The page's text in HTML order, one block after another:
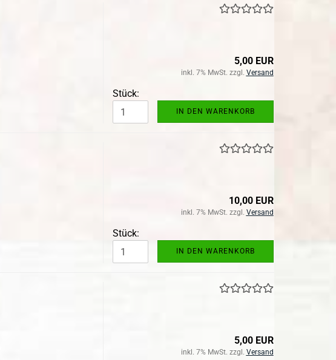
5,00 EUR
inkl. 7% MwSt. zzgl. Versand
Stück:
IN DEN WARENKORB
10,00 EUR
inkl. 7% MwSt. zzgl. Versand
Stück:
IN DEN WARENKORB
5,00 EUR
inkl. 7% MwSt. zzgl. Versand